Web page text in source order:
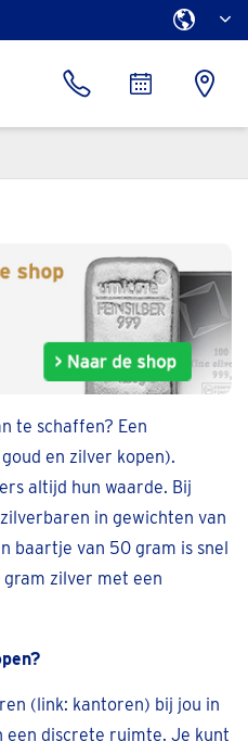
te schaffen? Een
en zilver kopen).
altijd hun waarde. Bij
in gewichten van
baartje van 50 gram is snel
zilver met een
(link: kantoren) bij jou in
een discrete ruimte. Je kunt